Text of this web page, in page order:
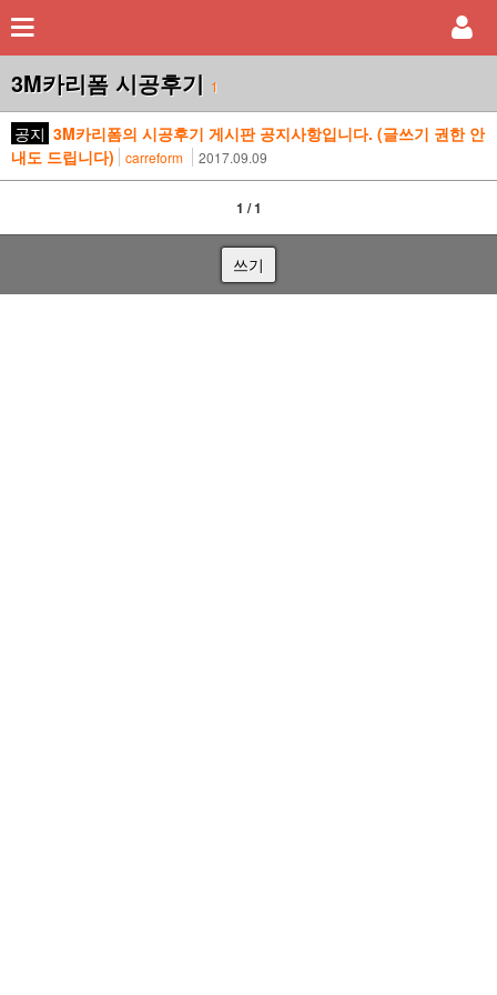
3M카리폼 시공후기 1
공지 3M카리폼의 시공후기 게시판 공지사항입니다. (글쓰기 권한 안
내도 드립니다)
carreform 2017.09.09
1 / 1
쓰기